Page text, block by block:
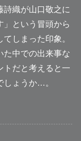
詩織が山口敬之に
という冒頭から
しまった印象。
た中での出来事な
ト だと考えると一
しょうか…。